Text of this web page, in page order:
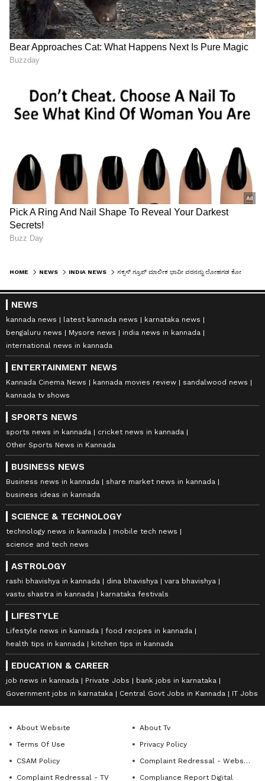
HOME NEWS INDIA NEWS
NEWS
kannada news latest kannada news
karnataka news
bengaluru news
Mysore news
india news in kannada
international news in kannada
ENTERTAINMENT NEWS
Kannada Cinema News kannada movies review
sandalwood news
kannada tv shows
SPORTS NEWS
sports news in kannada
cricket news in kannada
Other Sports News in Kannada
BUSINESS NEWS
Business news in kannada
share market news in kannada
business ideas in kannada
SCIENCE & TECHNOLOGY
technology news in kannada
mobile tech news
science and tech news
ASTROLOGY
rashi bhavishya in kannada dina bhavishya
vara bhavishya
vastu shastra in kannada
karnataka festivals
LIFESTYLE
Lifestyle news in kannada
food recipes in kannada
health tips in kannada
kitchen tips in kannada
EDUCATION & CAREER
job news in kannada Private Jobs
bank jobs in karnataka
Government jobs in karnataka
Central Govt Jobs in Kannada IT Jobs
About Website
About Tv
Terms Of Use
Privacy Policy
CSAM Policy
Complaint Redressal - Website
Complaint Redressal - TV
Compliance Report Digital